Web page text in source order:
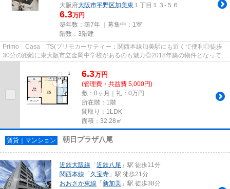
大阪府大阪市平野区加美東 １丁目１３-５６
6.3万円
築年数：築7年 ｜募集中： 1室
階数：3階建
Primo Casa TS(プリモカーサティー：関西本線加美駅にも近くて便利◎徒歩
30分の距離に東大阪市立金岡中学校があるのも魅力◎2018年築の物件となってお
り、きれいな室内が魅力です◎通風...
6.3万円
(管理費・共益費 5,000円)
敷：0ヶ月｜礼：0万円
所在階：1階
間取り：1LDK
面積：32.28㎡
賃貸｜マンション 朝日プラザ八尾
近鉄大阪線 「近鉄八尾 」駅 徒歩11分
関西本線 「久宝寺 」駅 徒歩21分
おおさか東線 「新加美 」駅 徒歩38分